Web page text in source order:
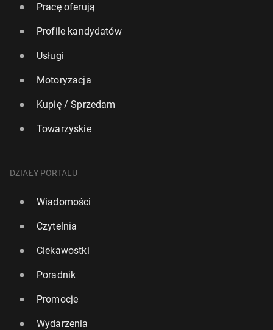
Pracę oferują
Profile kandydatów
Usługi
Motoryzacja
Kupię / Sprzedam
Towarzyskie
DZIAŁY PORTALU
Wiadomości
Czytelnia
Ciekawostki
Poradnik
Promocje
Wydarzenia